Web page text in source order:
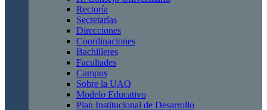
Rectoría
Secretarías
Direcciones
Coordinaciones
Bachilleres
Facultades
Campus
Sobre la UAQ
Modelo Educativo
Plan Institucional de Desarrollo